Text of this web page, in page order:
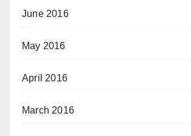
June 2016
May 2016
April 2016
March 2016